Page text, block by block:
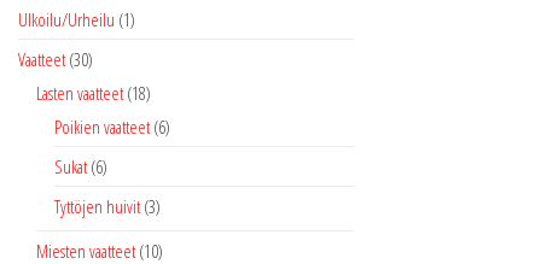
Ulkoilu/Urheilu (1)
Vaatteet (30)
Lasten vaatteet (18)
Poikien vaatteet (6)
Sukat (6)
Tyttöjen huivit (3)
Miesten vaatteet (10)